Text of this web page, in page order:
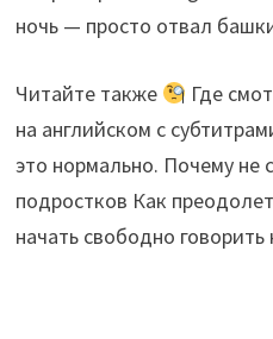
ночь — просто отвал
Читайте также
Где
на английском с
это нормально. Почему не
подростков Как
начать свободно говорить